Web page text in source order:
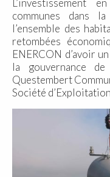
communes dans
l’ensemble des
retombées
ENERCON d’avoir
la gouvernance
Questembert
Société